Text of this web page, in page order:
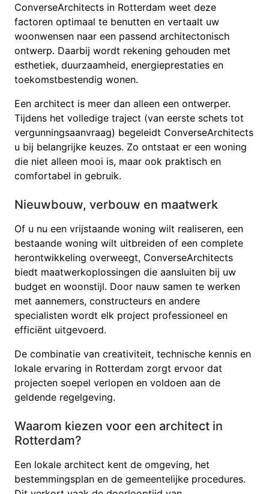
ConverseArchitects in Rotterdam weet deze
factoren optimaal te benutten en vertaalt uw
woonwensen naar een passend architectonisch
ontwerp. Daarbij wordt rekening gehouden met
esthetiek, duurzaamheid, energieprestaties en
toekomstbestendig wonen.
Een architect is meer dan alleen een ontwerper.
Tijdens het volledige traject (van eerste schets tot
vergunningsaanvraag) begeleidt ConverseArchitects
u bij belangrijke keuzes. Zo ontstaat er een woning
die niet alleen mooi is, maar ook praktisch en
comfortabel in gebruik.
Nieuwbouw, verbouw en maatwerk
Of u nu een vrijstaande woning wilt realiseren, een
bestaande woning wilt uitbreiden of een complete
herontwikkeling overweegt, ConverseArchitects
biedt maatwerkoplossingen die aansluiten bij uw
budget en woonstijl. Door nauw samen te werken
met aannemers, constructeurs en andere
specialisten wordt elk project professioneel en
efficiënt uitgevoerd.
De combinatie van creativiteit, technische kennis en
lokale ervaring in Rotterdam zorgt ervoor dat
projecten soepel verlopen en voldoen aan de
geldende regelgeving.
Waarom kiezen voor een architect in
Rotterdam?
Een lokale architect kent de omgeving, het
bestemmingsplan en de gemeentelijke procedures.